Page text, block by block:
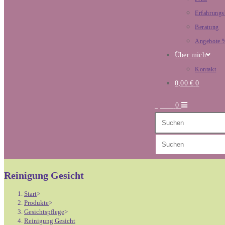
Beratung
Angebote
Über mich
Kontakt
0,00 € 0
0
Diese
Website
durchsuchen
Reinigung Gesicht
Start>
Produkte>
Gesichtspflege>
Reinigung Gesicht